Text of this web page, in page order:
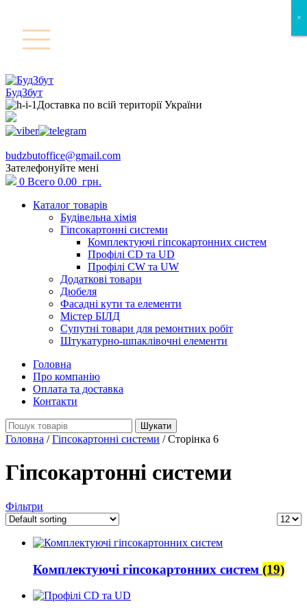
БудЗбут
Доставка по всій території України
budzbutoffice@gmail.com
Зателефонуйте мені
0 Всего 0.00 грн.
Каталог товарів
Будівельна хімія
Гіпсокартонні системи
Комплектуючі гіпсокартонних систем
Профілі CD та UD
Профілі CW та UW
Додаткові товари
Дюбеля
Фасадні кути та елементи
Містер БІЛД
Супутні товари для ремонтних робіт
Штукатурно-шпаклівочні елементи
Головна
Про компанію
Оплата та доставка
Контакти
Search
for:
Головна /Гіпсокартонні системи /Сторінка 6
Гіпсокартонні системи
Фільтри
Комплектуючі гіпсокартонних систем (19)
×
×